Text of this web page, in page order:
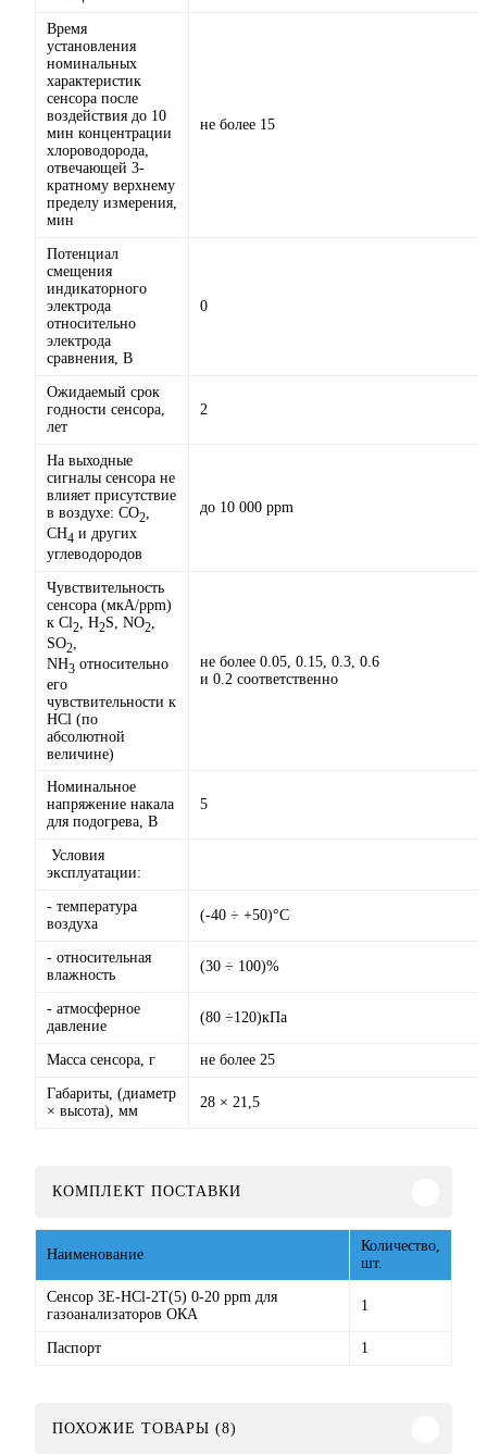
Время
установления
номинальных
характеристик
сенсора после
воздействия до 10
мин концентрации
хлороводорода,
отвечающей 3-
кратному верхнему
пределу измерения,
мин
не более 15
Потенциал
смещения
индикаторного
электрода
относительно
электрода
cравнения, В
0
Ожидаемый срок
годности сенсора,
лет
2
На выходные
сигналы сенсора не
влияет присутствие
в воздухе: CO2,
CH4 и других
углеводородов
до 10 000 ppm
Чувствительность
сенсора (мкА/ppm)
к Cl2, H2S, NO2,
SO2,
NH3 относительно
его
чувствительности к
HCl (по
абсолютной
величине)
не более 0.05, 0.15, 0.3, 0.6
и 0.2 соответственно
Номинальное
напряжение накала
для подогрева, В
5
Условия
эксплуатации:
- температура
воздуха
(-40 ÷ +50)°С
- относительная
влажность
(30 ÷ 100)%
- атмосферное
давление
(80 ÷120)кПа
Масса сенсора, г не более 25
Габариты, (диаметр
× высота), мм
28 × 21,5
КОМПЛЕКТ ПОСТАВКИ
Наименование
Количество,
шт.
Сенсор 3Е-HCl-2T(5) 0-20 ppm для
газоанализаторов ОКА
1
Паспорт 1
ПОХОЖИЕ ТОВАРЫ (8)